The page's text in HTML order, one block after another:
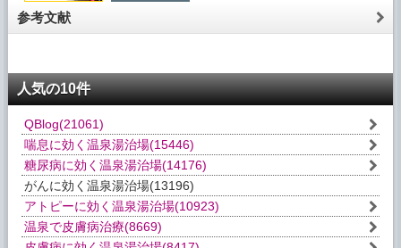
参考文献
人気の10件
QBlog(21061)
喘息に効く温泉湯治場(15446)
糖尿病に効く温泉湯治場(14176)
がんに効く温泉湯治場(13196)
アトピーに効く温泉湯治場(10923)
温泉で皮膚病治療(8669)